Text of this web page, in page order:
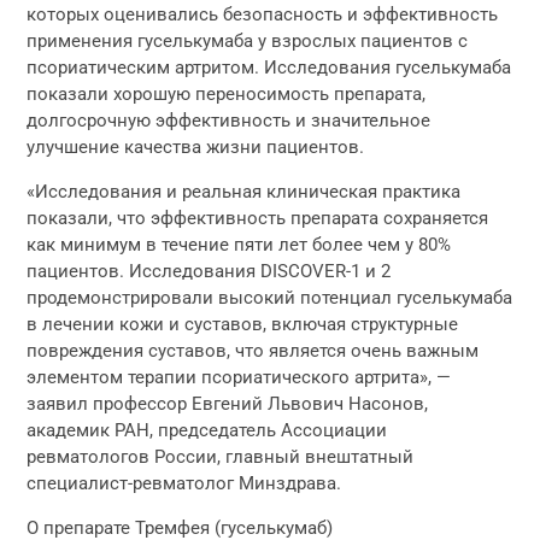
которых оценивались безопасность и эффективность
применения гуселькумаба у взрослых пациентов с
псориатическим артритом. Исследования гуселькумаба
показали хорошую переносимость препарата,
долгосрочную эффективность и значительное
улучшение качества жизни пациентов.
«Исследования и реальная клиническая практика
показали, что эффективность препарата сохраняется
как минимум в течение пяти лет более чем у 80%
пациентов. Исследования DISCOVER-1 и 2
продемонстрировали высокий потенциал гуселькумаба
в лечении кожи и суставов, включая структурные
повреждения суставов, что является очень важным
элементом терапии псориатического артрита», —
заявил профессор Евгений Львович Насонов,
академик РАН, председатель Ассоциации
ревматологов России, главный внештатный
специалист-ревматолог Минздрава.
О препарате Тремфея (гуселькумаб)